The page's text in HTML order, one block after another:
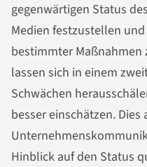
gegenwärtigen Status
Medien festzustellen
bestimmter Maßnahmen
lassen sich in einem
Schwächen
besser einschätzen.
Hinblick auf den Status